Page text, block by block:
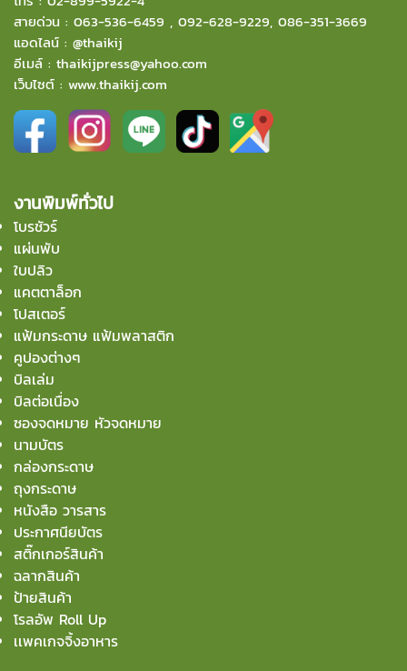
สายด่วน : 063-536-6459 , 092-628-9229, 086-351-3669
แอดไลน์ : @thaikij
อีเมล์ : thaikijpress@yahoo.com
เว็บไซต์ : www.thaikij.com
งานพิมพ์ทั่วไป
โบรชัวร์
แผ่นพับ
ใบปลิว
แคตตาล็อก
โปสเตอร์
แฟ้มกระดาษ แฟ้มพลาสติก
คูปองต่างๆ
บิลเล่ม
บิลต่อเนื่อง
ซองจดหมาย หัวจดหมาย
นามบัตร
กล่องกระดาษ
ถุงกระดาษ
หนังสือ วารสาร
ประกาศนียบัตร
สติ๊กเกอร์สินค้า
ฉลากสินค้า
ป้ายสินค้า
โรลอัพ Roll Up
เเพคเกจจิ้งอาหาร